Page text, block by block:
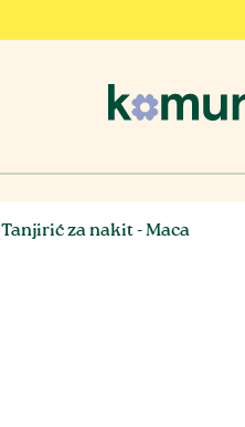
Tanjirić za nakit - Maca